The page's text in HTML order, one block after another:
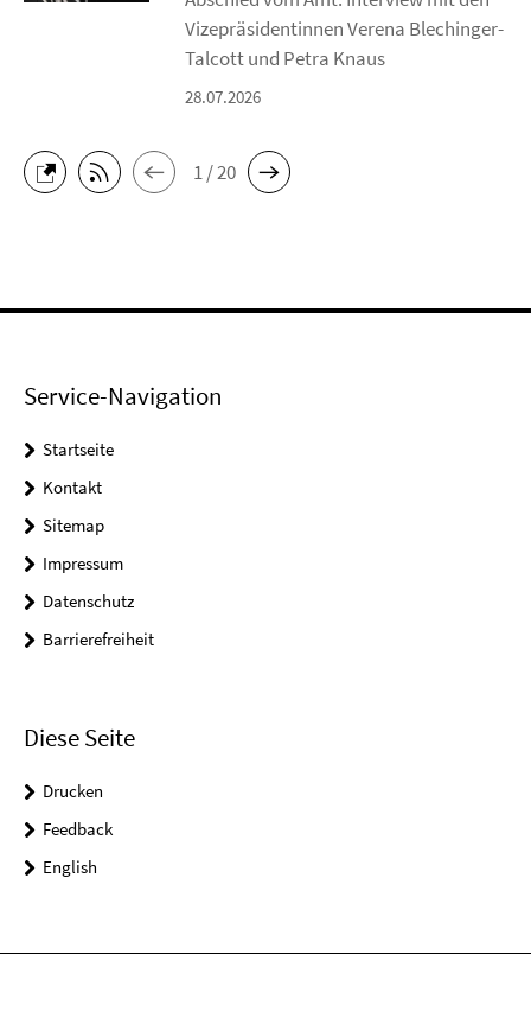
Vizepräsidentinnen Verena Blechinger-
Talcott und Petra Knaus
28.07.2026
1 / 20
Service-Navigation
Startseite
Kontakt
Sitemap
Impressum
Datenschutz
Barrierefreiheit
Diese Seite
Drucken
Feedback
English